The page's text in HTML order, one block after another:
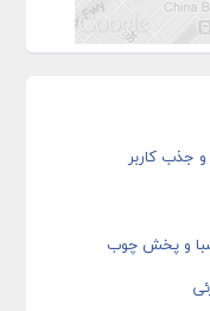
جذب کاربر
و پخش چوب